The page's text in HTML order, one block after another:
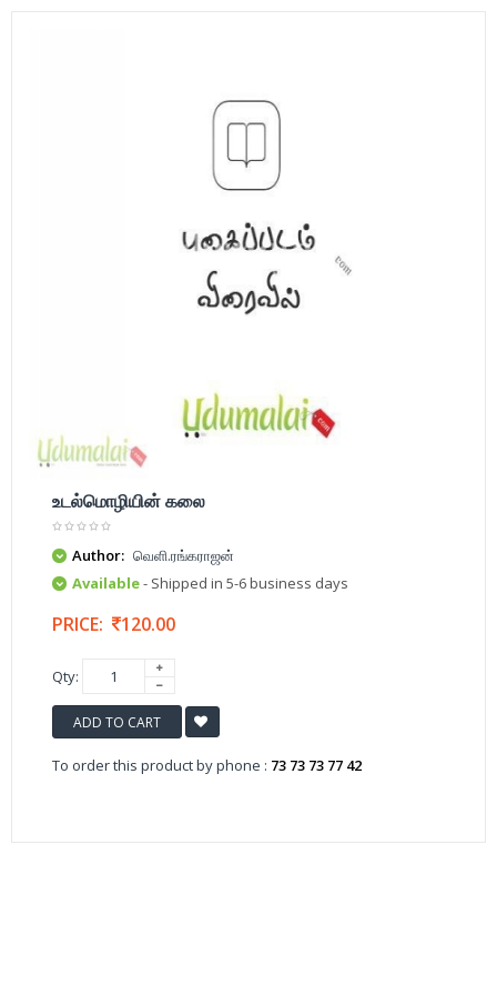
உடல்மொழியின் கலை
Author: வெளி.ரங்கராஜன்
Available- Shipped in 5-6 business days
PRICE: 120.00
Qty:
ADD TO CART
To order this product by phone : 73 73 73 77 42